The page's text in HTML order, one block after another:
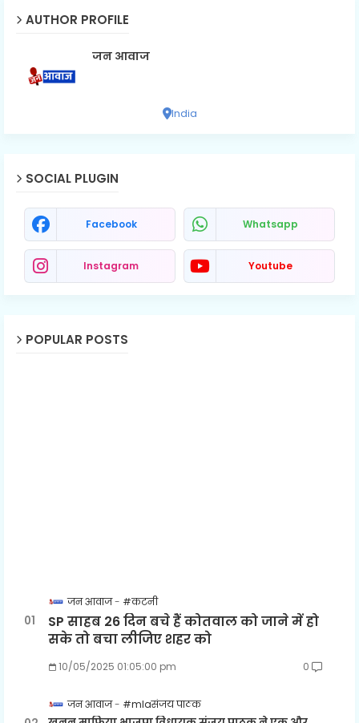
AUTHOR PROFILE
जन आवाज
India
SOCIAL PLUGIN
Facebook Whatsapp
Instagram Youtube
POPULAR POSTS
जन आवाज #कटनी
SP साहब 26 दिन बचे हैं कोतवाल को जाने में हो
सके तो बचा लीजिए शहर को
10/05/2025 01:05:00 pm 0
जन आवाज #mlaसंजय पाठक